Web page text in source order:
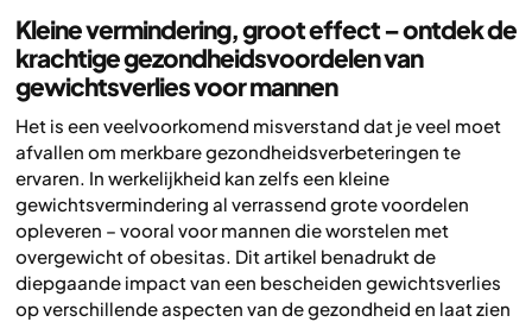
Kleine vermindering, groot effect – ontdek de
krachtige gezondheidsvoordelen van
gewichtsverlies voor mannen
Het is een veelvoorkomend misverstand dat je veel moet
afvallen om merkbare gezondheidsverbeteringen te
ervaren. In werkelijkheid kan zelfs een kleine
gewichtsvermindering al verrassend grote voordelen
opleveren – vooral voor mannen die worstelen met
overgewicht of obesitas. Dit artikel benadrukt de
diepgaande impact van een bescheiden gewichtsverlies
op verschillende aspecten van de gezondheid en laat zien